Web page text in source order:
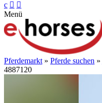
c  
Menü
Pferdemarkt » Pferde suchen »
4887120